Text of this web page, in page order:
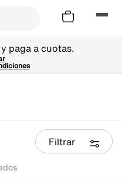
paga a cuotas.
Filtrar